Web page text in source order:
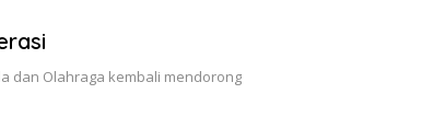
dan Olahraga kembali mendorong